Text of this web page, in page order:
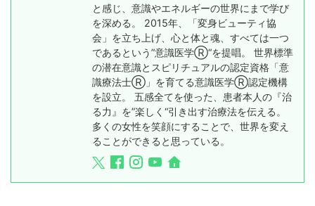
と感じ、意識やエネルギーの世界にまで学び
を深める。 2015年、「変身ビューティ協
会」を立ち上げ、心と体と魂、すべては一つ
であるという”意識医学Ⓡ“を提唱。 世界標準
の潜在意識とスピリチュアルの認定資格「意
識療法士Ⓡ」を育てる意識医学Ⓡ認定機構
を設立。 五感全てを使った、患者本人の『治
る力』を”楽しく“引き出す治療法を伝える。
多くの女性を笑顔にすることで、世界を変え
ることができると思っている。